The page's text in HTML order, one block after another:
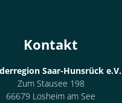
Kontakt
Saar-Hunsrück e.V.
Zum Stausee 198
66679 Losheim am See